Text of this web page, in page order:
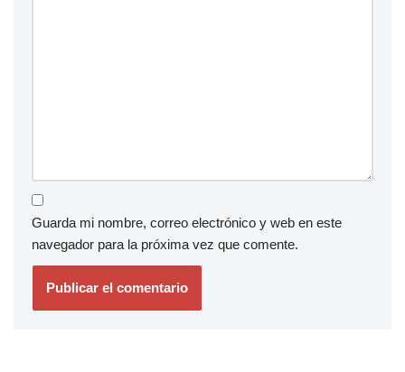
Guarda mi nombre, correo electrónico y web en este
navegador para la próxima vez que comente.